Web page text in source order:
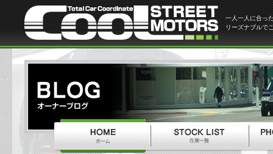
一人一人に合っ
リーズナブルで